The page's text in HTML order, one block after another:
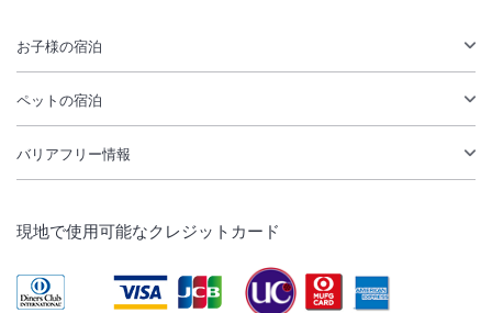
お子様の宿泊
ペットの宿泊
バリアフリー情報
現地で使用可能なクレジットカード